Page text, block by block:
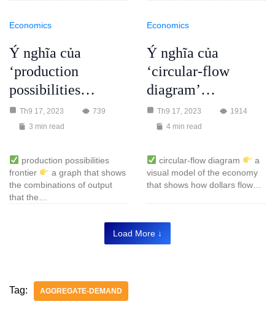
Economics
Ý nghĩa của
‘production
possibilities…
Th9 17, 2023
739
3 min read
production possibilities
frontier
a graph that shows
the combinations of output
that the…
Economics
Ý nghĩa của
‘circular-flow
diagram’…
Th9 17, 2023
1914
4 min read
circular-flow diagram
a
visual model of the economy
that shows how dollars flow…
Load More ↓
Tag: AGGREGATE-DEMAND